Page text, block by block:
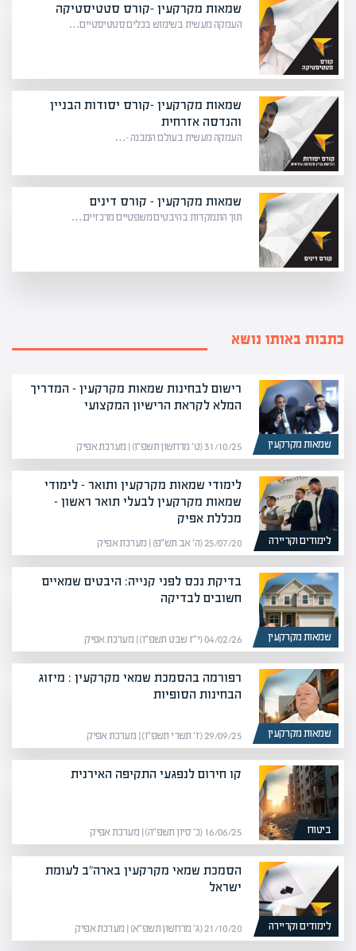
שמאות מקרקעין -קורס סטטיסטיקה
העמקה מעשית בשימוש בכלים סטטיסטיים…
שמאות מקרקעין -קורס יסודות הבניין
והנדסה אזרחית
העמקה מעשית בעולם המבנה –…
שמאות מקרקעין – קורס דינים
תוך התמקדות בהיבטים משפטיים מרכזיים,…
כתבות באותו נושא
שמאות מקרקעין
רישום לבחינות שמאות מקרקעין – המדריך
המלא לקראת הרישיון המקצועי
31/10/25 (ט׳ מרחשון תשפ״ו) | מערכת אפיק
לימודים וקריירה
לימודי שמאות מקרקעין ותואר – לימודי
שמאות מקרקעין לבעלי תואר ראשון –
מכללת אפיק
25/07/20 (ה׳ אב תש״פ) | מערכת אפיק
שמאות מקרקעין
בדיקת נכס לפני קנייה: היבטים שמאיים
חשובים לבדיקה
04/02/26 (י״ז שבט תשפ״ו) | מערכת אפיק
שמאות מקרקעין
רפורמה בהסמכת שמאי מקרקעין : מיזוג
הבחינות הסופיות
29/09/25 (ז׳ תשרי תשפ״ו) | מערכת אפיק
ביטוח
קו חירום לנפגעי התקיפה האירנית
16/06/25 (כ׳ סיון תשפ״ה) | מערכת אפיק
לימודים וקריירה
הסמכת שמאי מקרקעין בארה"ב לעומת
ישראל
21/10/20 (ג׳ מרחשון תשפ״א) | מערכת אפיק